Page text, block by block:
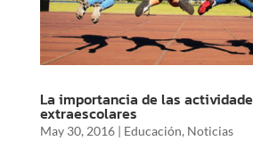
La importancia de las
extraescolares
May 30, 2016| Educación, Noticias